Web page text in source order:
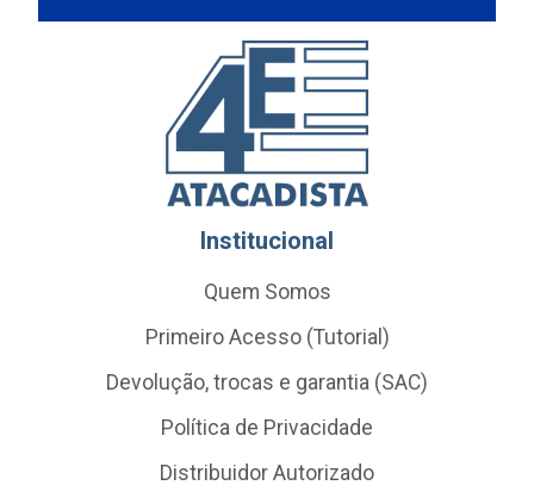
Institucional
Quem Somos
Primeiro Acesso (Tutorial)
Devolução, trocas e garantia (SAC)
Política de Privacidade
Distribuidor Autorizado